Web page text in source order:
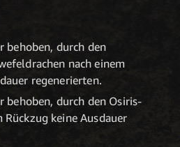
behoben, durch den
nach einem
regenerierten.
behoben, durch den Osiris-
Rückzug keine Ausdauer